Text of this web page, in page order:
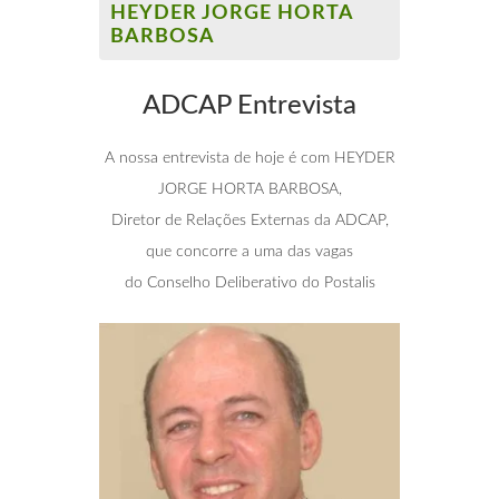
HEYDER JORGE HORTA
BARBOSA
ADCAP Entrevista
A nossa entrevista de hoje é com HEYDER
JORGE HORTA BARBOSA,
Diretor de Relações Externas da ADCAP,
que concorre a uma das vagas
do Conselho Deliberativo do Postalis